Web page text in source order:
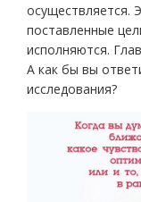
осуществляется.
поставленные
исполняются.
А как бы вы
исследования?